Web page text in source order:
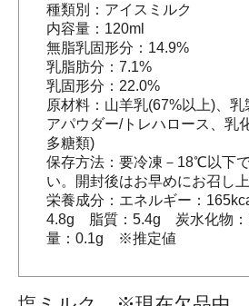
種類別：アイスミルク
内容量：120ml
無脂乳固形分：14.9%
乳脂肪分：7.1%
乳固形分：22.0%
原材料：山羊乳(67%以上)、乳
アパウダー/トレハロース、乳
多糖類)
保存方法：要冷凍－18℃以下
い。開封後はお早めにお召し
栄養成分：エネルギー：
4.8g 脂質：5.4g 炭水化物
量：0.1g ※推定値